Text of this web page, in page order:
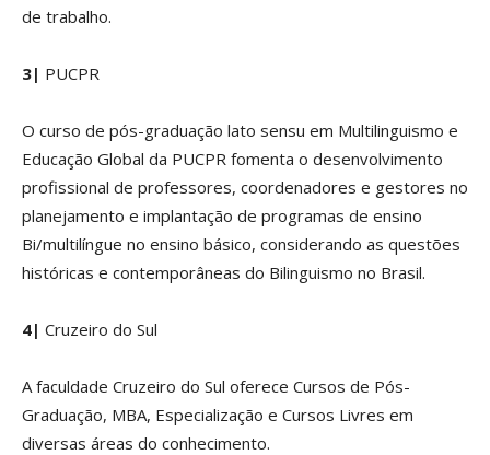
de trabalho.
3| PUCPR
O curso de pós-graduação lato sensu em Multilinguismo e
Educação Global da PUCPR fomenta o desenvolvimento
profissional de professores, coordenadores e gestores no
planejamento e implantação de programas de ensino
Bi/multilíngue no ensino básico, considerando as questões
históricas e contemporâneas do Bilinguismo no Brasil.
4| Cruzeiro do Sul
A faculdade Cruzeiro do Sul oferece Cursos de Pós-
Graduação, MBA, Especialização e Cursos Livres em
diversas áreas do conhecimento.